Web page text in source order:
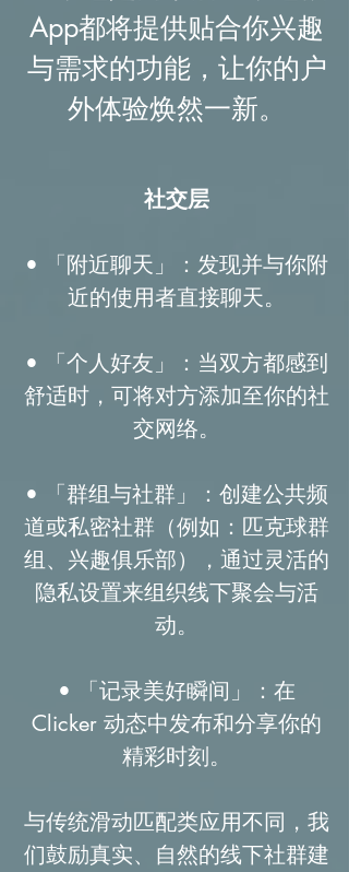
App都将提供贴合你兴趣
与需求的功能，让你的户
外体验焕然一新。
社交层
• 「附近聊天」：发现并与你附
近的使用者直接聊天。
• 「个人好友」：当双方都感到
舒适时，可将对方添加至你的社
交网络。
• 「群组与社群」：创建公共频
道或私密社群（例如：匹克球群
组、兴趣俱乐部），通过灵活的
隐私设置来组织线下聚会与活
动。
• 「记录美好瞬间」：在
Clicker 动态中发布和分享你的
精彩时刻。
与传统滑动匹配类应用不同，我
们鼓励真实、自然的线下社群建